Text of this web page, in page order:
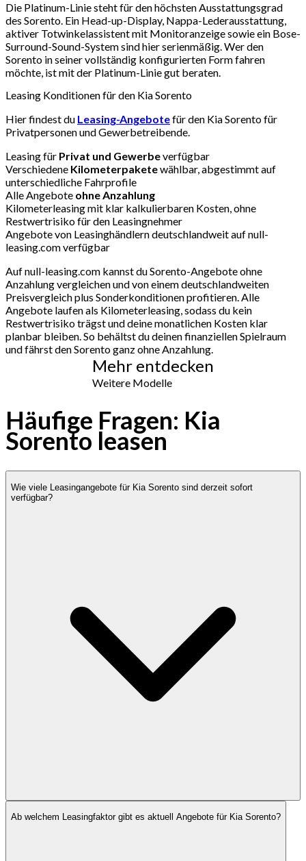
Die Platinum-Linie steht für den höchsten Ausstattungsgrad
des Sorento. Ein Head-up-Display, Nappa-Lederausstattung,
aktiver Totwinkelassistent mit Monitoranzeige sowie ein Bose-
Surround-Sound-System sind hier serienmäßig. Wer den
Sorento in seiner vollständig konfigurierten Form fahren
möchte, ist mit der Platinum-Linie gut beraten.
Leasing Konditionen für den Kia Sorento
Hier findest du Leasing-Angebotefür den Kia Sorento für
Privatpersonen und Gewerbetreibende.
Leasing für Privat und Gewerbeverfügbar
Verschiedene Kilometerpaketewählbar, abgestimmt auf
unterschiedliche Fahrprofile
Alle Angebote ohne Anzahlung
Kilometerleasing mit klar kalkulierbaren Kosten, ohne
Restwertrisiko für den Leasingnehmer
Angebote von Leasinghändlern deutschlandweit auf null-
leasing.com verfügbar
Auf null-leasing.com kannst du Sorento-Angebote ohne
Anzahlung vergleichen und von einem deutschlandweiten
Preisvergleich plus Sonderkonditionen profitieren. Alle
Angebote laufen als Kilometerleasing, sodass du kein
Restwertrisiko trägst und deine monatlichen Kosten klar
planbar bleiben. So behältst du deinen finanziellen Spielraum
und fährst den Sorento ganz ohne Anzahlung.
Mehr entdecken
Weitere Modelle
Häufige Fragen: Kia
Sorento leasen
Wie viele Leasingangebote für Kia Sorento sind derzeit sofort
verfügbar?
Ab welchem Leasingfaktor gibt es aktuell Angebote für Kia Sorento?